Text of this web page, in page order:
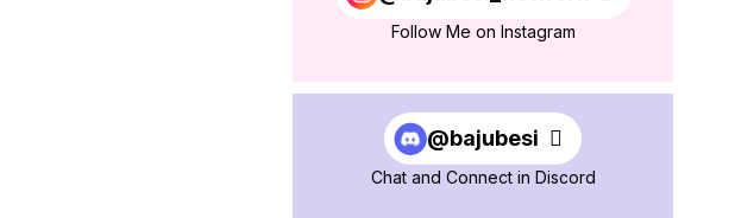
Follow Me on Instagram
@bajubesi
Chat and Connect in Discord